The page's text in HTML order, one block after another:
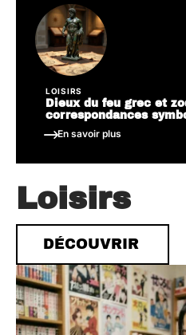
LOISIRS
Dieux du feu grec et
correspondances
En savoir plus
Loisirs
DÉCOUVRIR